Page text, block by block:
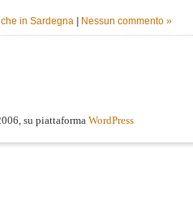
in Sardegna Nessun commento »
su piattaforma WordPress